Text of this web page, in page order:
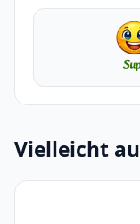
Vielleicht